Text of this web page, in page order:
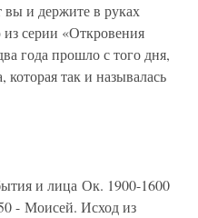
и держите в руках
серии «Откровения
года прошло с того дня,
которая так и называлась
и лица Ок. 1900-1600
- Моисей. Исход из